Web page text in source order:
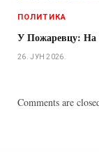
ПОЛИТИКА
У Пожаревцу: На
26. ЈУН 2026.
Comments are